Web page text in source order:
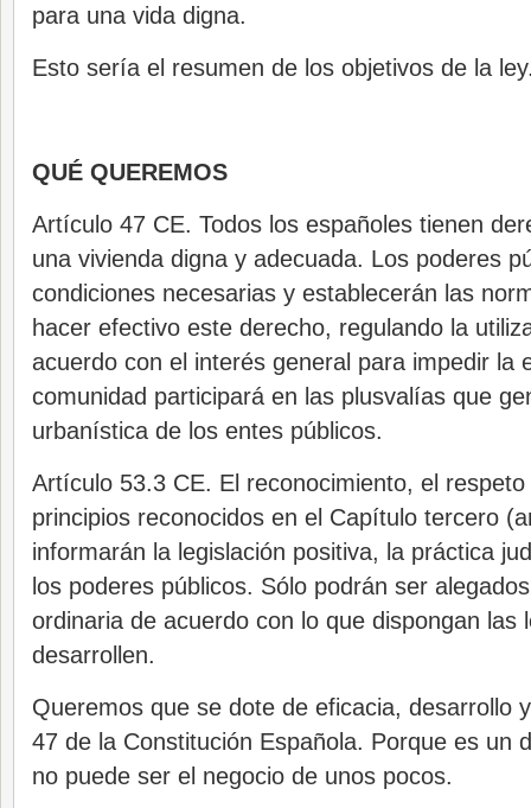
para una vida digna.
Esto sería el resumen de los objetivos de la
QUÉ QUEREMOS
Artículo 47 CE. Todos los españoles tienen
una vivienda digna y adecuada. Los poderes
condiciones necesarias y establecerán las
hacer efectivo este derecho, regulando la
acuerdo con el interés general para impedir la
comunidad participará en las plusvalías que
urbanística de los entes públicos.
Artículo 53.3 CE. El reconocimiento, el
principios reconocidos en el Capítulo tercero
informarán la legislación positiva, la práctica
los poderes públicos. Sólo podrán ser
ordinaria de acuerdo con lo que dispongan las
desarrollen.
Queremos que se dote de eficacia, desarrollo
47 de la Constitución Española. Porque es un
no puede ser el negocio de unos pocos.